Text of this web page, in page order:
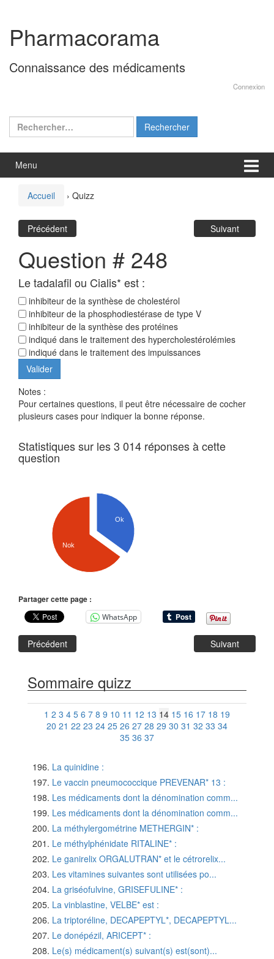
contenu
menu
principal
Pharmacorama
Connaissance des médicaments
Connexion
Rechercher :
Menu
Accueil › Quizz
Précédent Suivant
Question # 248
Le tadalafil ou Cialis* est :
inhibiteur de la synthèse de cholestérol
inhibiteur de la phosphodiestérase de type V
inhibiteur de la synthèse des protéines
indiqué dans le traitement des hypercholestérolémies
indiqué dans le traitement des impuissances
Notes :
Pour certaines questions, il peut être nécessaire de cocher
plusieurs cases pour indiquer la bonne réponse.
Statistiques sur les 3 014 réponses à cette
question
Ok
Nok
Partager cette page :
WhatsApp
Précédent Suivant
Sommaire quizz
1 2 3 4 5 6 7 8 9 10 11 12 13 14 15 16 17 18 19
20 21 22 23 24 25 26 27 28 29 30 31 32 33 34
35 36 37
La quinidine :
Le vaccin pneumococcique PREVENAR* 13 :
Les médicaments dont la dénomination comm...
Les médicaments dont la dénomination comm...
La méthylergométrine METHERGIN* :
Le méthylphénidate RITALINE* :
Le ganirelix ORGALUTRAN* et le cétrorelix...
Les vitamines suivantes sont utilisées po...
La griséofulvine, GRISEFULINE* :
La vinblastine, VELBE* est :
La triptoréline, DECAPEPTYL*, DECAPEPTYL...
Le donépézil, ARICEPT* :
Le(s) médicament(s) suivant(s) est(sont)...